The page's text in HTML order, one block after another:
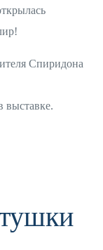
Спиридона
выставке.